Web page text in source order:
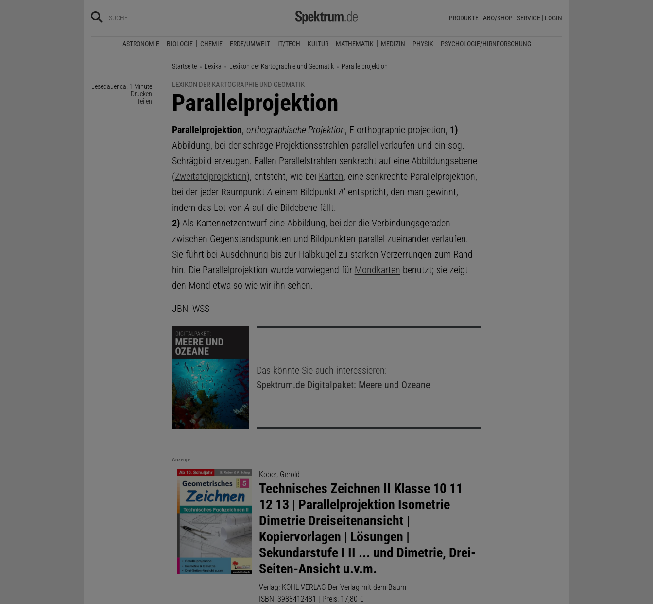
PRODUKTE ABO/SHOP SERVICE LOGIN
ASTRONOMIE BIOLOGIE CHEMIE ERDE/UMWELT IT/TECH KULTUR MATHEMATIK MEDIZIN PHYSIK PSYCHOLOGIE/HIRNFORSCHUNG
Startseite Lexika Lexikon der Kartographie und Geomatik Aktuelle Seite:
Parallelprojektion
Lesedauer ca. 1 Minute
Drucken
Teilen
LEXIKON DER KARTOGRAPHIE UND GEOMATIK
:
Parallelprojektion
Parallelprojektion, orthographische Projektion, E orthographic projection, 1)
Abbildung, bei der schräge Projektionsstrahlen parallel verlaufen und ein sog.
Schrägbild erzeugen. Fallen Parallelstrahlen senkrecht auf eine Abbildungsebene
(Zweitafelprojektion), entsteht, wie bei Karten, eine senkrechte Parallelprojektion,
bei der jeder Raumpunkt A einem Bildpunkt A′ entspricht, den man gewinnt,
indem das Lot von A auf die Bildebene fällt.
2)Als Kartennetzentwurf eine Abbildung, bei der die Verbindungsgeraden
zwischen Gegenstandspunkten und Bildpunkten parallel zueinander verlaufen.
Sie führt bei Ausdehnung bis zur Halbkugel zu starken Verzerrungen zum Rand
hin. Die Parallelprojektion wurde vorwiegend für Mondkarten benutzt; sie zeigt
den Mond etwa so wie wir ihn sehen.
JBN, WSS
Das könnte Sie auch interessieren:
Spektrum.deDigitalpaket: Meere und Ozeane
Anzeige
Kober, Gerold
Technisches Zeichnen II Klasse 10 11
12 13 | Parallelprojektion Isometrie
Dimetrie Dreiseitenansicht |
Kopiervorlagen | Lösungen |
Sekundarstufe I II ... und Dimetrie, Drei-
Seiten-Ansicht u.v.m.
Verlag: KOHL VERLAG Der Verlag mit dem Baum
ISBN: 3988412481 | Preis: 17,80 €